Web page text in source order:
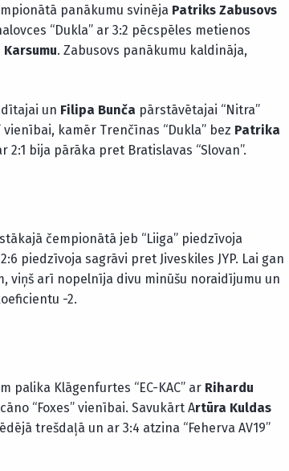
panākumu svinēja Patriks Zabusovs
“Dukla” ar 3:2 pēcspēles metienos
. Zabusovs panākumu kaldināja,
un Filipa Bunča pārstāvētajai “Nitra”
kamēr Trenčīnas “Dukla” bez Patrika
bija pārāka pret Bratislavas “Slovan”.
čempionātā jeb “Liiga” piedzīvoja
piedzīvoja sagrāvi pret Jiveskiles JYP. Lai gan
viņš arī nopelnīja divu minūšu noraidījumu un
-2.
palika Klāgenfurtes “EC-KAC” ar Rihardu
“Foxes” vienībai. Savukārt Artūra Kuldas
trešdaļā un ar 3:4 atzina “Feherva AV19”